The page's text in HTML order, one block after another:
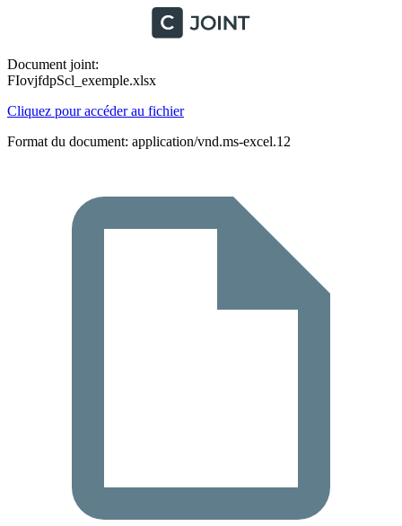
Document joint:
FIovjfdpScl_exemple.xlsx
Cliquez pour accéder au fichier
Format du document: application/vnd.ms-excel.12